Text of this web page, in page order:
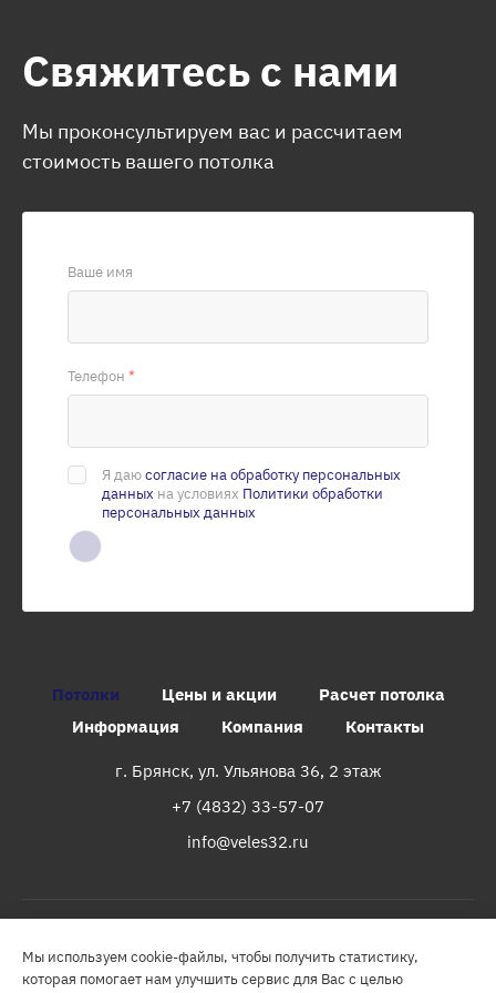
Свяжитесь с нами
Мы проконсультируем вас и рассчитаем
стоимость вашего потолка
Ваше имя
Телефон *
Я даюсогласие на обработку персональных
данных на условиях Политики обработки
персональных данных
Потолки Цены и акции
Расчет потолка
Информация
Компания Контакты
г. Брянск, ул. Ульянова 36, 2 этаж
+7 (4832) 33-57-07
info@veles32.ru
© 2000-2026. ООО «Велес» — установка натяжных потолков в
Брянске и области. Все права защищены. Информация на сайте
Мы используем cookie-файлы, чтобы получить статистику,
которая помогает нам улучшить сервис для Вас с целью